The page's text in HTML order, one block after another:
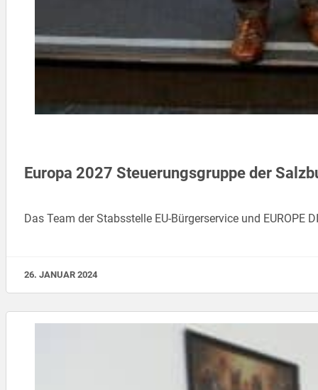
Europa 2027 Steuerungsgruppe der
Das Team der Stabsstelle EU-Bürgerservice und
26. JANUAR 2024